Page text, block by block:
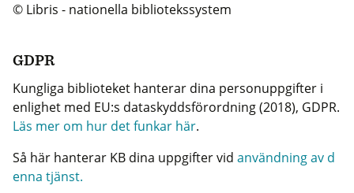
© Libris - nationella bibliotekssystem
GDPR
Kungliga biblioteket hanterar dina personuppgifter i
enlighet med EU:s dataskyddsförordning (2018), GDPR.
Läs mer om hur det funkar här.
Så här hanterar KB dina uppgifter vid användning av d
enna tjänst.